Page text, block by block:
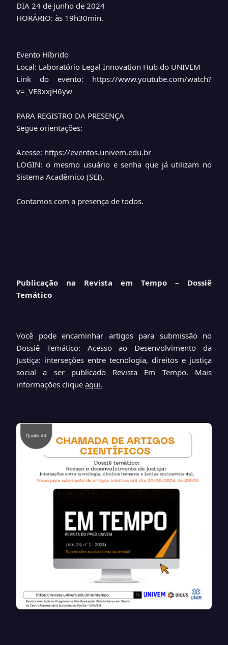
DIA 24 de junho de 2024
HORÁRIO: às 19h30min.
Evento Híbrido
Local: Laboratório Legal Innovation Hub do UNIVEM
Link do evento: https://www.youtube.com/watch?
v=_VE8xxjH6yw
PARA REGISTRO DA PRESENÇA
Segue orientações:
Acesse: https://eventos.univem.edu.br
LOGIN: o mesmo usuário e senha que já utilizam no
Sistema Acadêmico (SEI).
Contamos com a presença de todos.
Publicação na Revista em Tempo – Dossiê
Temático
Você pode encaminhar artigos para submissão no
Dossiê Temático: Acesso ao Desenvolvimento da
Justiça: interseções entre tecnologia, direitos e justiça
social a ser publicado Revista Em Tempo. Mais
informações clique aqui.